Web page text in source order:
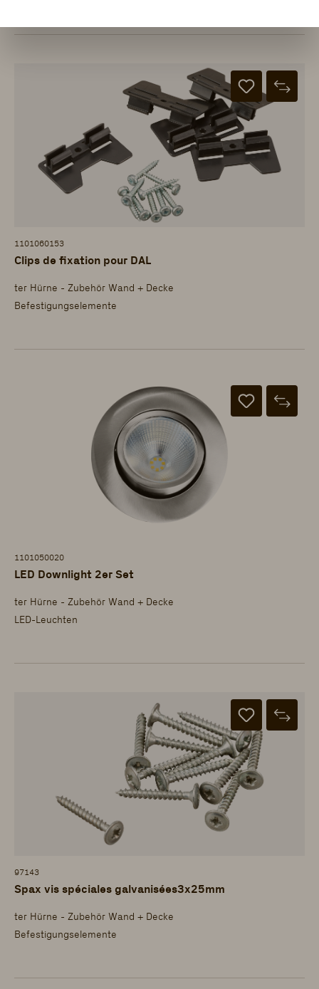
1101060153
Clips de fixation pour DAL
ter Hürne - Zubehör Wand + Decke
Befestigungselemente
1101050020
LED Downlight 2er Set
ter Hürne - Zubehör Wand + Decke
LED-Leuchten
97143
Spax vis spéciales galvanisées3x25mm
ter Hürne - Zubehör Wand + Decke
Befestigungselemente